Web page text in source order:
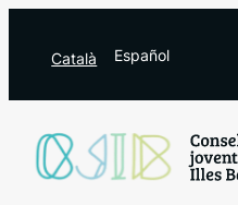
Català Español